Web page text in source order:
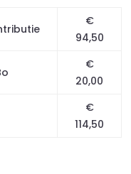
€
94,50
€
20,00
€
114,50